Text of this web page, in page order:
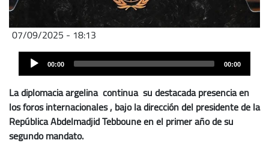
07/09/2025 - 18:13
Archivo
audio
Audio
Player 00:00 00:00
La diplomacia argelina continua su destacada presencia en
los foros internacionales , bajo la dirección del presidente de la
República Abdelmadjid Tebboune en el primer año de su
segundo mandato.